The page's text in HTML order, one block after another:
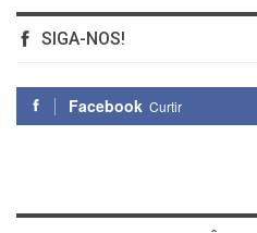
SIGA-NOS!
Facebook Curtir